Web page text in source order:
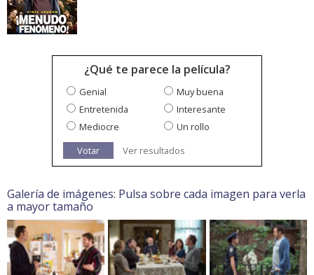
¿Qué te parece la película?
Genial
Muy buena
Entretenida
Interesante
Mediocre
Un rollo
Votar
Ver resultados
Galería de imágenes: Pulsa sobre cada imagen para verla
a mayor tamaño